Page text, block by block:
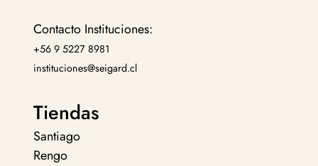
Contacto Instituciones:
+56 9 5227 8981
instituciones@seigard.cl
Tiendas
Santiago
Rengo